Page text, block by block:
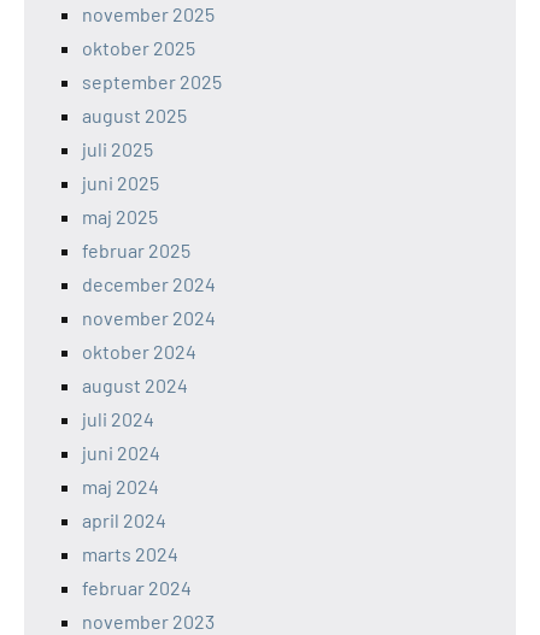
november 2025
oktober 2025
september 2025
august 2025
juli 2025
juni 2025
maj 2025
februar 2025
december 2024
november 2024
oktober 2024
august 2024
juli 2024
juni 2024
maj 2024
april 2024
marts 2024
februar 2024
november 2023